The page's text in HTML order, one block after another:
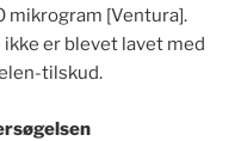
mikrogram [Ventura].
er blevet lavet med
tilskud.